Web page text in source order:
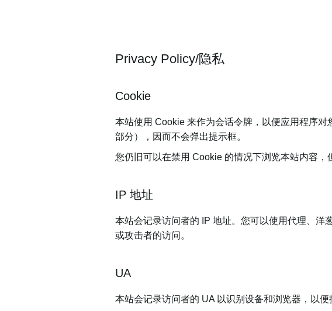
Privacy Policy/隐私
Cookie
本站使用 Cookie 来作为会话令牌，以便应用程序
部分），因而不会弹出提示框。
您仍旧可以在禁用 Cookie 的情况下浏览本站内容，
IP 地址
本站会记录访问者的 IP 地址。您可以使用代理、洋
或攻击者的访问。
UA
本站会记录访问者的 UA 以识别设备和浏览器，以